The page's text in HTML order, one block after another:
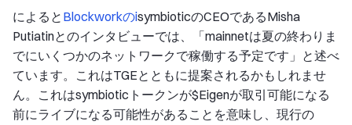
によると BlockworkのisymbioticのCEOであるMisha
Putiatinとのインタビューでは、「mainnetは夏の終わりま
でにいくつかのネットワークで稼働する予定です」と述べ
ています。これはTGEとともに提案されるかもしれませ
ん。これはsymbioticトークンが$Eigenが取引可能になる
前にライブになる可能性があることを意味し、現行の